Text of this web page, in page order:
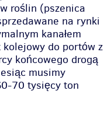
roślin (pszenica
na rynki
kanałem
do portów z
końcowego drogą
musimy
70 tysięcy ton